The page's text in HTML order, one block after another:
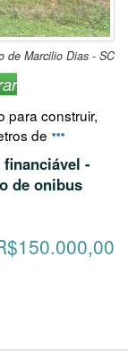
de Marcilio Dias - SC
para construir,
de
-
de onibus